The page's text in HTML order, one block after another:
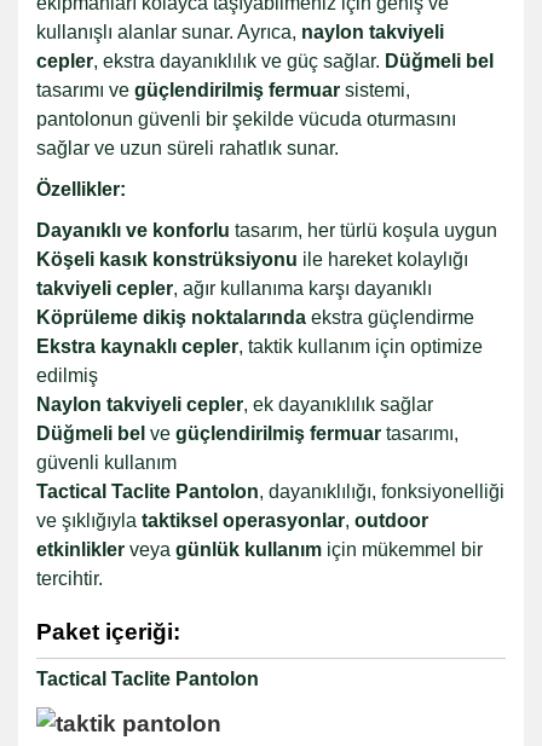
kullanışlı alanlar sunar. Ayrıca, naylon takviyeli
cepler, ekstra dayanıklılık ve güç sağlar. Düğmeli bel
tasarımı ve güçlendirilmiş fermuar sistemi,
pantolonun güvenli bir şekilde vücuda oturmasını
sağlar ve uzun süreli rahatlık sunar.
Özellikler:
Dayanıklı ve konforlu tasarım, her türlü koşula uygun
Köşeli kasık konstrüksiyonu ile hareket kolaylığı
takviyeli cepler, ağır kullanıma karşı dayanıklı
Köprüleme dikiş noktalarında ekstra güçlendirme
Ekstra kaynaklı cepler, taktik kullanım için optimize
edilmiş
Naylon takviyeli cepler, ek dayanıklılık sağlar
Düğmeli bel ve güçlendirilmiş fermuar tasarımı,
güvenli kullanım
Tactical Taclite Pantolon, dayanıklılığı, fonksiyonelliği
ve şıklığıyla taktiksel operasyonlar, outdoor
etkinlikler veya günlük kullanım için mükemmel bir
tercihtir.
Paket içeriği:
Tactical Taclite Pantolon